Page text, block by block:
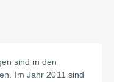
sind in den
Im Jahr 2011 sind